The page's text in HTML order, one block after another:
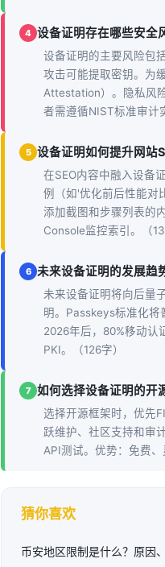
4 设备证明存在哪些安全
设备证明的主要风险包
攻击可能提取密钥。为
Attestation）。隐私风
者需遵循NIST标准审计
5 设备证明如何提升网站
在SEO内容中融入设备
例（如'优化前后性能对
添加截图和步骤列表的
Console监控索引。（
6 未来设备证明的发展趋
未来设备证明将向后量
明。Passkeys标准化
2026年后，80%移动认
PKI。（126字）
7 如何选择设备证明的开
选择开源框架时，优先
跃维护、社区支持和审
API测试。优势：免费
猜你喜欢
币安地区限制是什么？原因